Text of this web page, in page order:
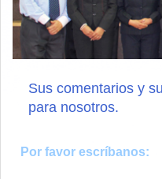
Sus comentarios y
para nosotros.
Por favor escríbanos: